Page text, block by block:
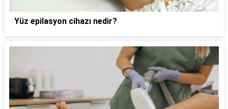
Yüz epilasyon cihazı nedir?